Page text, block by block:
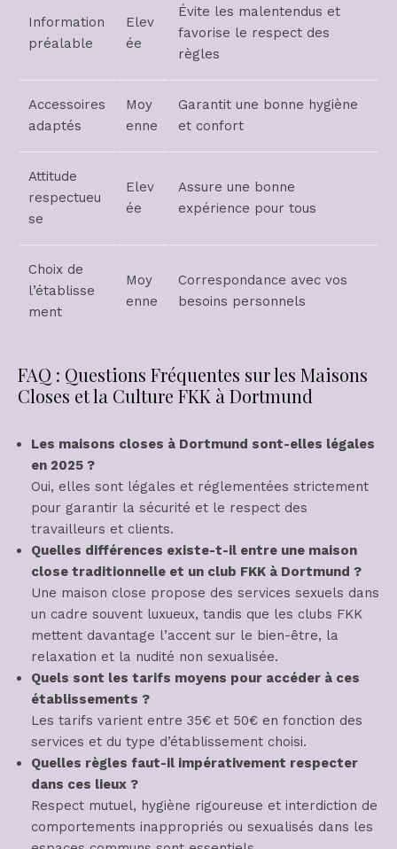
Information
préalable
Elev
ée
Évite les malentendus et
favorise le respect des
règles
Accessoires
adaptés
Moy
enne
Garantit une bonne hygiène
et confort
Attitude
respectueu
se
Elev
ée
Assure une bonne
expérience pour tous
Choix de
l’établisse
ment
Moy
enne
Correspondance avec vos
besoins personnels
FAQ : Questions Fréquentes sur les Maisons
Closes et la Culture FKK à Dortmund
Les maisons closes à Dortmund sont-elles légales
en 2025 ?
Oui, elles sont légales et réglementées strictement
pour garantir la sécurité et le respect des
travailleurs et clients.
Quelles différences existe-t-il entre une maison
close traditionnelle et un club FKK à Dortmund ?
Une maison close propose des services sexuels dans
un cadre souvent luxueux, tandis que les clubs FKK
mettent davantage l’accent sur le bien-être, la
relaxation et la nudité non sexualisée.
Quels sont les tarifs moyens pour accéder à ces
établissements ?
Les tarifs varient entre 35€ et 50€ en fonction des
services et du type d’établissement choisi.
Quelles règles faut-il impérativement respecter
dans ces lieux ?
Respect mutuel, hygiène rigoureuse et interdiction de
comportements inappropriés ou sexualisés dans les